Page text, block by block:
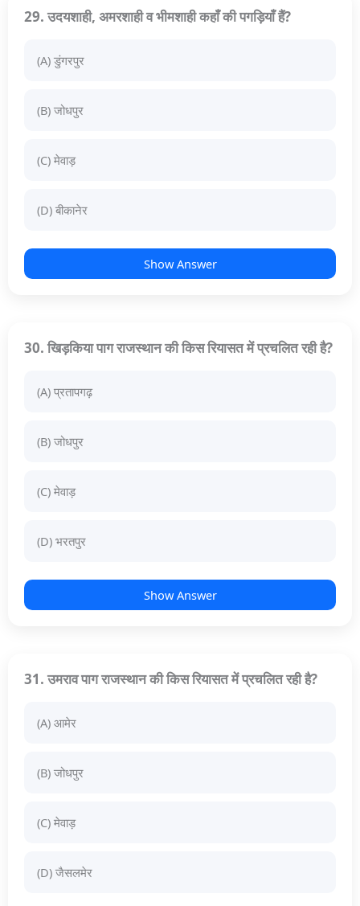
29. उदयशाही, अमरशाही व भीमशाही कहाँ की पगड़ियाँ हैं?
(A) डुंगरपुर
(B) जोधपुर
(C) मेवाड़
(D) बीकानेर
Show Answer
30. खिड़किया पाग राजस्थान की किस रियासत में प्रचलित रही है?
(A) प्रतापगढ़
(B) जोधपुर
(C) मेवाड़
(D) भरतपुर
Show Answer
31. उमराव पाग राजस्थान की किस रियासत में प्रचलित रही है?
(A) आमेर
(B) जोधपुर
(C) मेवाड़
(D) जैसलमेर